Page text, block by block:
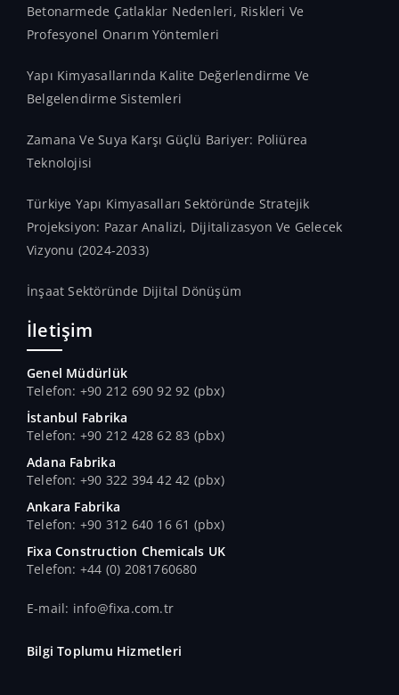
Betonarmede Çatlaklar Nedenleri, Riskleri Ve
Profesyonel Onarım Yöntemleri
Yapı Kimyasallarında Kalite Değerlendirme Ve
Belgelendirme Sistemleri
Zamana Ve Suya Karşı Güçlü Bariyer: Poliürea
Teknolojisi
Türkiye Yapı Kimyasalları Sektöründe Stratejik
Projeksiyon: Pazar Analizi, Dijitalizasyon Ve Gelecek
Vizyonu (2024-2033)
İnşaat Sektöründe Dijital Dönüşüm
İletişim
Genel Müdürlük
Telefon: +90 212 690 92 92 (pbx)
İstanbul Fabrika
Telefon: +90 212 428 62 83 (pbx)
Adana Fabrika
Telefon: +90 322 394 42 42 (pbx)
Ankara Fabrika
Telefon: +90 312 640 16 61 (pbx)
Fixa Construction Chemicals UK
Telefon: +44 (0) 2081760680
E-mail: info@fixa.com.tr
Bilgi Toplumu Hizmetleri